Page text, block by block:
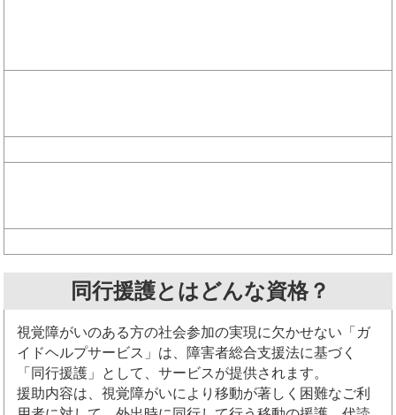
同行援護とはどんな資格？
視覚障がいのある方の社会参加の実現に欠かせない「ガ
イドヘルプサービス」は、障害者総合支援法に基づく
「同行援護」として、サービスが提供されます。
援助内容は、視覚障がいにより移動が著しく困難なご利